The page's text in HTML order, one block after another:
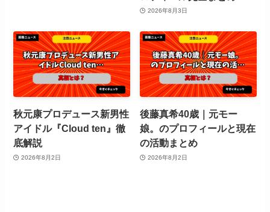
2026年8月3日
秋元康プロデュース新男性
アイドル『Cloud ten』徹
底解説
2026年8月2日
後藤真希40歳｜元モー
娘。のプロフィールと現在
の活動まとめ
2026年8月2日